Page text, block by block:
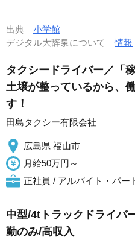
出典 小学館
デジタル大辞泉について情報
タクシードライバー／「
土壌が整っているから、
す！
田島タクシー有限会社
広島県 福山市
月給50万円～
正社員 / アルバイト・パー
中型/4tトラックドライバ
勤のみ/高収入